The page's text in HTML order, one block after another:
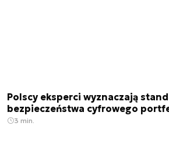
Polscy eksperci wyznaczają
bezpieczeństwa cyfrowego
3 min.